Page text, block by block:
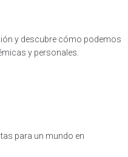
y descubre cómo podemos
y personales.
para un mundo en